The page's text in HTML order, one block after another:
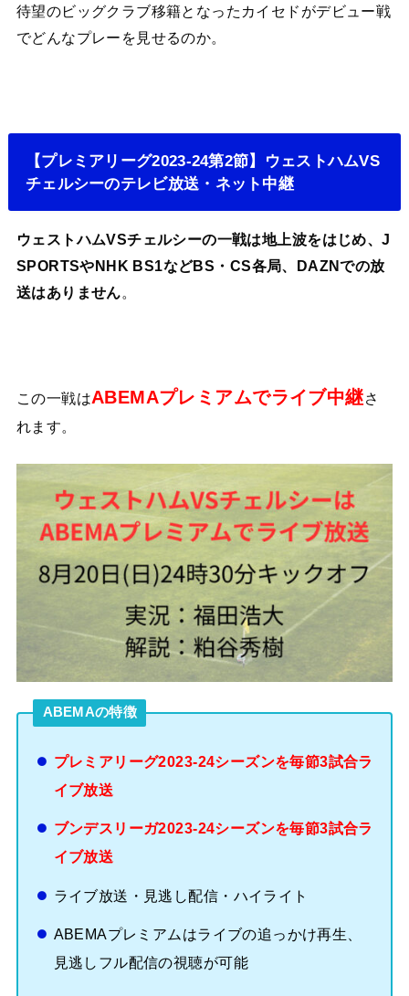
待望のビッグクラブ移籍となったカイセドがデビュー戦
でどんなプレーを見せるのか。
【プレミアリーグ2023-24第2節】ウェストハムVS
チェルシーのテレビ放送・ネット中継
ウェストハムVSチェルシーの一戦は地上波をはじめ、J
SPORTSやNHK BS1などBS・CS各局、DAZNでの放
送はありません。
この一戦はABEMAプレミアムでライブ中継さ
れます。
ABEMAの特徴
プレミアリーグ2023-24シーズンを毎節3試合ラ
イブ放送
ブンデスリーガ2023-24シーズンを毎節3試合ラ
イブ放送
ライブ放送・見逃し配信・ハイライト
ABEMAプレミアムはライブの追っかけ再生、
見逃しフル配信の視聴が可能